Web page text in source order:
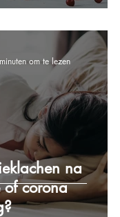
na
of corona
om te lezen